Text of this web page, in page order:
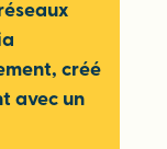
créé
avec un